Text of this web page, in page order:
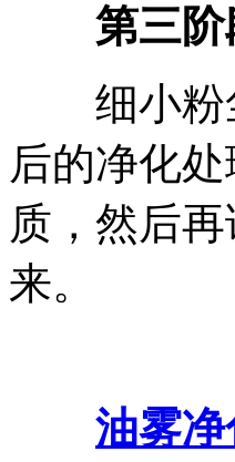
第三
细小粉尘
后的净化
质，然后
来。
油雾